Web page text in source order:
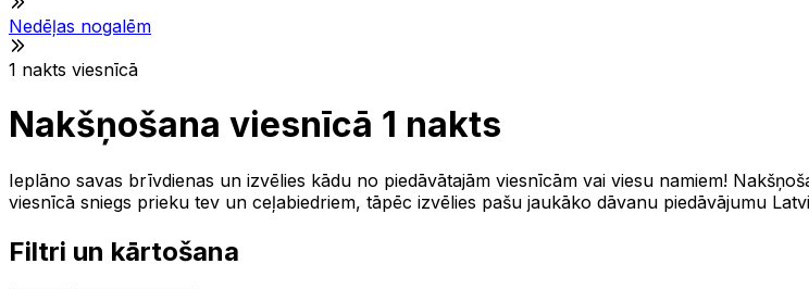
Nedēļas nogalēm
1 nakts viesnīcā
Nakšņošana viesnīcā 1 nakts
Ieplāno savas brīvdienas un izvēlies kādu no piedāvātajām viesnīcām vai viesu namiem!
viesnīcā sniegs prieku tev un ceļabiedriem, tāpēc izvēlies pašu jaukāko dāvanu piedāvājumu
Filtri un kārtošana